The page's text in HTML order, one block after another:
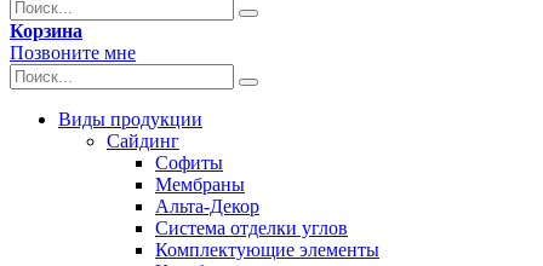
Корзина
Позвоните мне
Виды продукции
Сайдинг
Софиты
Мембраны
Альта-Декор
Система отделки углов
Комплектующие элементы